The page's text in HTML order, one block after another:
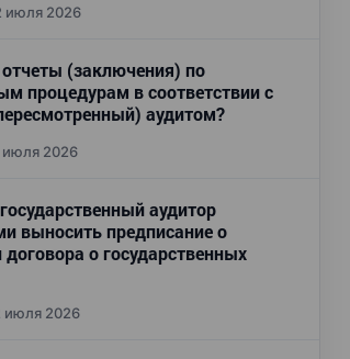
июля 2026
(заключения) по
процедурам в соответствии с
аудитом?
июля 2026
аудитор
выносить предписание о
о государственных
июля 2026